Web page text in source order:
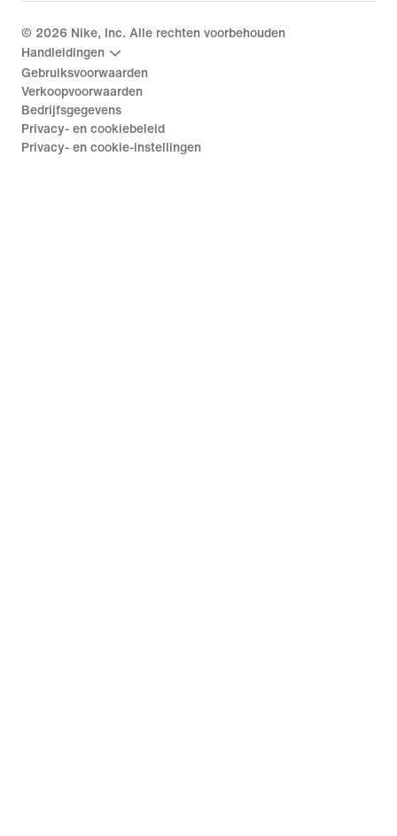
© 2026 Nike, Inc. Alle rechten voorbehouden
Handleidingen
Gebruiksvoorwaarden
Verkoopvoorwaarden
Bedrijfsgegevens
Privacy- en cookiebeleid
Privacy- en cookie-instellingen